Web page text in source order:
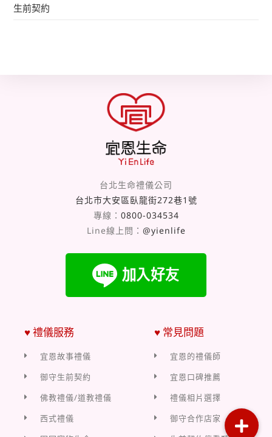
生前契約
台北生命禮儀公司
台北市大安區臥龍街272巷1號
專線： 0800-034534
Line線上問： @yienlife
♥ 禮儀服務
宜恩故事禮儀
御守生前契約
佛教禮儀/道教禮儀
西式禮儀
♥ 常見問題
宜恩的禮儀師
宜恩口碑推薦
禮儀相片選擇
御守合作店家